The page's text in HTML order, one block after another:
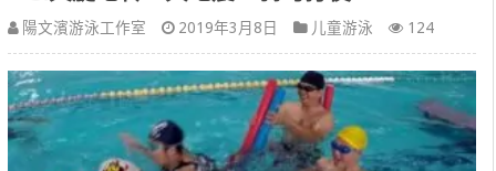
陽文濱游泳工作室 2019年3月8日 儿童游泳 124